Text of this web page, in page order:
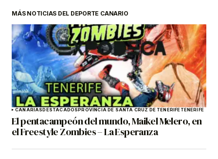
MÁS NOTICIAS DEL DEPORTE CANARIO
CANARIASDESTACADOSPROVINCIA DE SANTA CRUZ DE TENERIFETENERIFE
El pentacampeón del mundo, Maikel Melero, en
el Freestyle Zombies – La Esperanza